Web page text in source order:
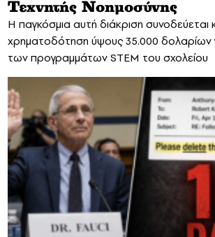
Τεχνητής Νοημοσύνης
Η παγκόσμια αυτή διάκριση συνοδεύεται
χρηματοδότηση ύψους 35.000 δολαρίων
των προγραμμάτων STEM του σχολείου